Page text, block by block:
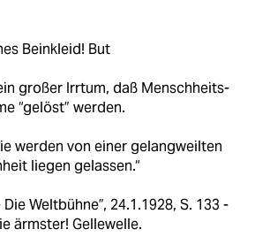
Beinkleid! But
großer Irrtum, daß Menschheits-
“gelöst” werden.
werden von einer gelangweilten
liegen gelassen.“
Weltbühne”, 24.1.1928, S. 133 -
ärmster! Gellewelle.